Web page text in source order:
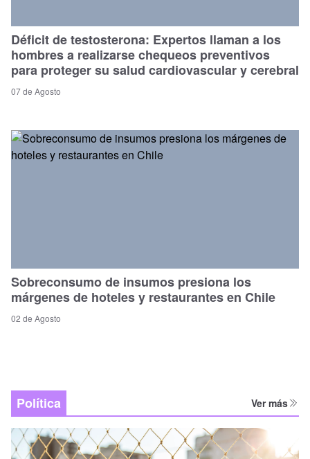
Déficit de testosterona: Expertos llaman a los
hombres a realizarse chequeos preventivos
para proteger su salud cardiovascular y cerebral
07 de Agosto
Sobreconsumo de insumos presiona los
márgenes de hoteles y restaurantes en Chile
02 de Agosto
Política Ver más